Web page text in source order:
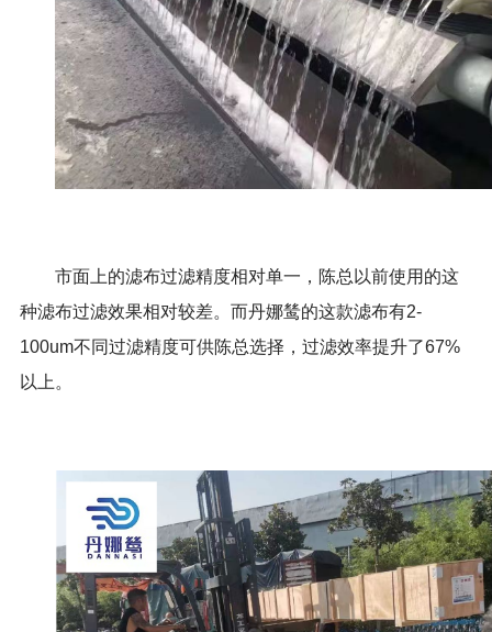
市面上的滤布过滤精度相对单一，陈总以前使用的这
种滤布过滤效果相对较差。而丹娜鸶的这款滤布有2-
100um不同过滤精度可供陈总选择，过滤效率提升了67%
以上。